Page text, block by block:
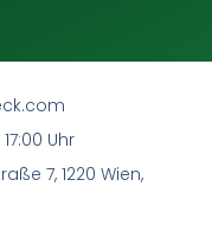
Uhr
7, 1220 Wien,